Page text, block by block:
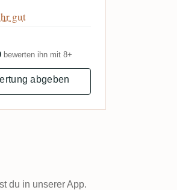
gut
bewerten ihn mit 8+
abgeben
du in unserer App.